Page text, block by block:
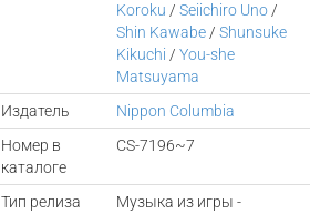
Koroku /Seiichiro Uno /
Shin Kawabe /Shunsuke
Kikuchi /You-she
Matsuyama
Издатель
Nippon Columbia
Номер в
каталоге
CS-7196~7
Тип релиза
Музыка из игры -